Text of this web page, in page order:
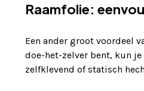
Raamfolie:
Een ander groot voordeel
doe-het-zelver bent, kun
zelfklevend of statisch